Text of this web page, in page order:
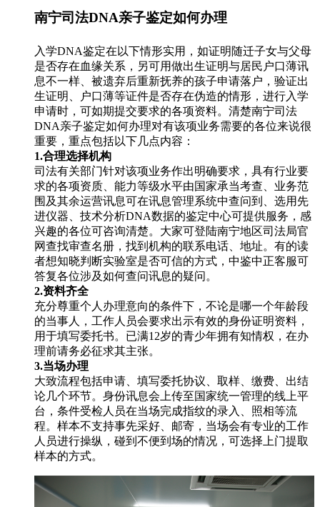
南宁司法DNA亲子鉴定如何办理
入学DNA鉴定在以下情形实用，如证明随迁子女与父母
是否存在血缘关系，另可用做出生证明与居民户口薄讯
息不一样、被遗弃后重新抚养的孩子申请落户，验证出
生证明、户口薄等证件是否存在伪造的情形，进行入学
申请时，可如期提交要求的各项资料。清楚南宁司法
DNA亲子鉴定如何办理对有该项业务需要的各位来说很
重要，重点包括以下几点内容：
1.合理选择机构
司法有关部门针对该项业务作出明确要求，具有行业要
求的各项资质、能力等级水平由国家承当考查、业务范
围及其余运营讯息可在讯息管理系统中查问到、选用先
进仪器、技术分析DNA数据的鉴定中心可提供服务，感
兴趣的各位可咨询清楚。大家可登陆南宁地区司法局官
网查找审查名册，找到机构的联系电话、地址。有的读
者想知晓判断实验室是否可信的方式，中鉴中正客服可
答复各位涉及如何查问讯息的疑问。
2.资料齐全
充分尊重个人办理意向的条件下，不论是哪一个年龄段
的当事人，工作人员会要求出示有效的身份证明资料，
用于填写委托书。已满12岁的青少年拥有知情权，在办
理前请务必征求其主张。
3.当场办理
大致流程包括申请、填写委托协议、取样、缴费、出结
论几个环节。身份讯息会上传至国家统一管理的线上平
台，条件受检人员在当场完成指纹的录入、照相等流
程。样本不支持事先采好、邮寄，当场会有专业的工作
人员进行操纵，碰到不便到场的情况，可选择上门提取
样本的方式。